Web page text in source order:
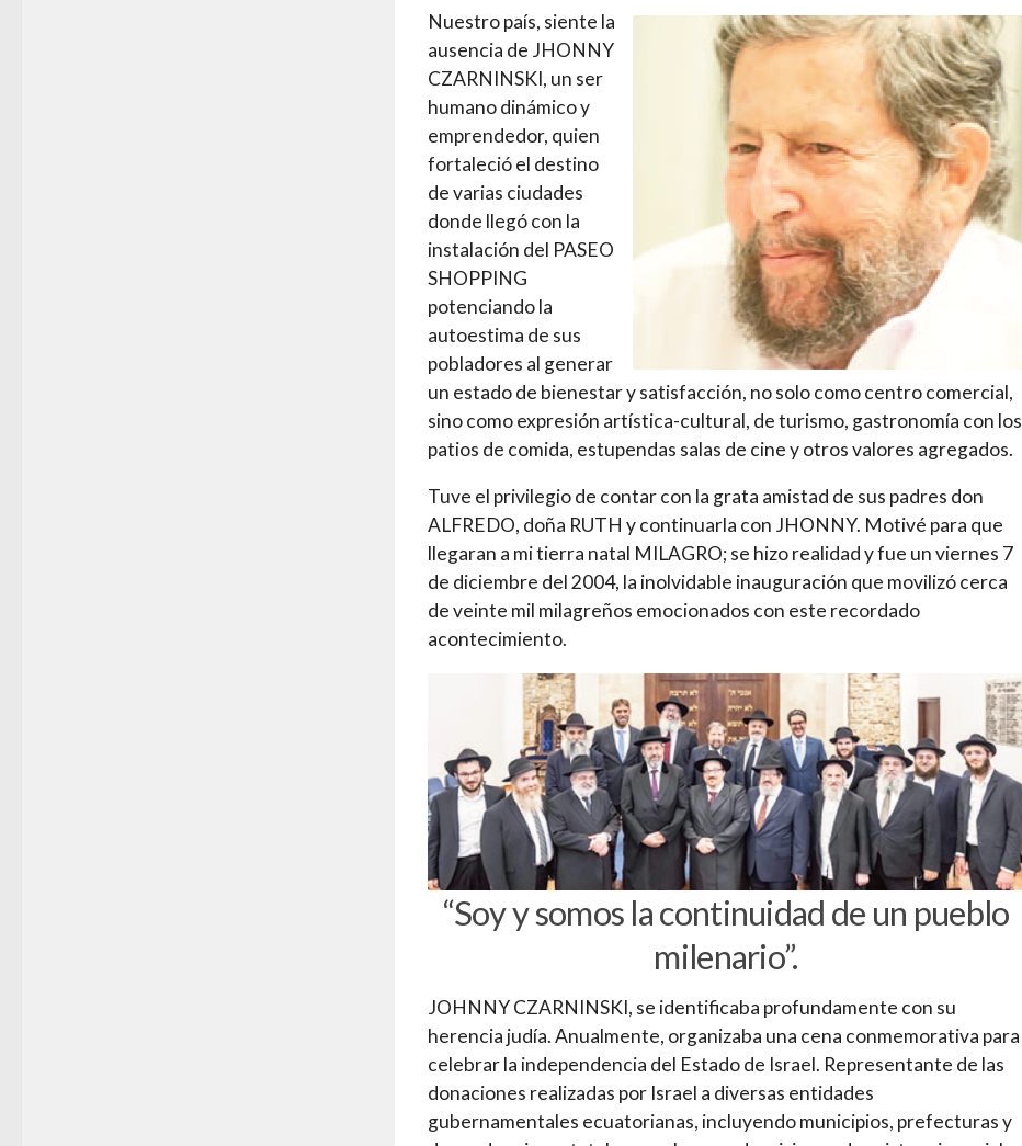
Nuestro país, siente la
ausencia de JHONNY
CZARNINSKI, un ser
humano dinámico y
emprendedor, quien
fortaleció el destino
de varias ciudades
donde llegó con la
instalación del PASEO
SHOPPING
potenciando la
autoestima de sus
pobladores al generar
un estado de bienestar y satisfacción, no solo como centro comercial,
sino como expresión artística-cultural, de turismo, gastronomía con los
patios de comida, estupendas salas de cine y otros valores agregados.
Tuve el privilegio de contar con la grata amistad de sus padres don
ALFREDO, doña RUTH y continuarla con JHONNY. Motivé para que
llegaran a mi tierra natal MILAGRO; se hizo realidad y fue un viernes 7
de diciembre del 2004, la inolvidable inauguración que movilizó cerca
de veinte mil milagreños emocionados con este recordado
acontecimiento.
“Soy y somos la continuidad de un pueblo
milenario”.
JOHNNY CZARNINSKI, se identificaba profundamente con su
herencia judía. Anualmente, organizaba una cena conmemorativa para
celebrar la independencia del Estado de Israel. Representante de las
donaciones realizadas por Israel a diversas entidades
gubernamentales ecuatorianas, incluyendo municipios, prefecturas y